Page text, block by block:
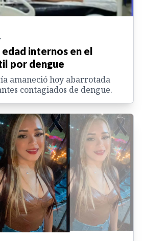
internos en el
por dengue
amaneció hoy abarrotada
contagiados de dengue.